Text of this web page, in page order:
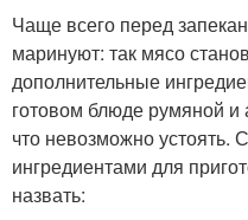
Чаще всего перед
маринуют: так мясо
дополнительные
готовом блюде румяной и
что невозможно
ингредиентами для
назвать: